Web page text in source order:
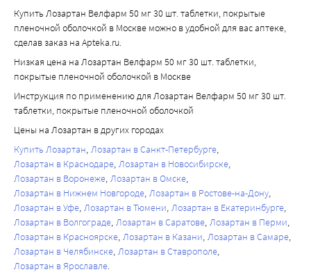
Купить Лозартан Велфарм 50 мг 30 шт. таблетки, покрытые
пленочной оболочкой в Москве можно в удобной для вас аптеке,
сделав заказ на Apteka.ru.
Низкая цена на Лозартан Велфарм 50 мг 30 шт. таблетки,
покрытые пленочной оболочкой в Москве
Инструкция по применению для Лозартан Велфарм 50 мг 30 шт.
таблетки, покрытые пленочной оболочкой
Цены на Лозартан в других городах
Купить Лозартан Лозартан в Санкт-Петербурге
Лозартан в Краснодаре Лозартан в Новосибирске
Лозартан в Воронеже Лозартан в Омске
Лозартан в Нижнем Новгороде Лозартан в Ростове-на-Дону
Лозартан в Уфе Лозартан в Тюмени Лозартан в Екатеринбурге
Лозартан в Волгограде Лозартан в Саратове Лозартан в Перми
Лозартан в Красноярске Лозартан в Казани Лозартан в Самаре
Лозартан в Челябинске Лозартан в Ставрополе
Лозартан в Ярославле